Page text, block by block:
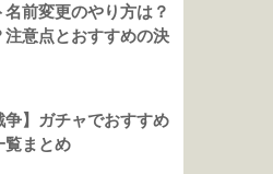
前変更のやり方は？
注意点とおすすめの決
争】ガチャでおすすめ
覧まとめ